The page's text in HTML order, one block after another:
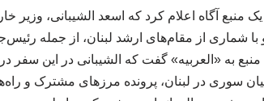
یک منبع آگاه اعلام کرد که اسعد الشیبانی،
شماری از مقام‌های ارشد لبنان، از جمله
منبع به «العربیه» گفت که الشیبانی در این سفر
سوری در لبنان، پرونده مرزهای مشترک و